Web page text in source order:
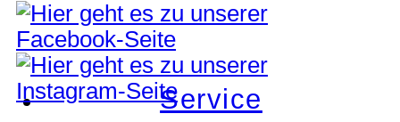
Service